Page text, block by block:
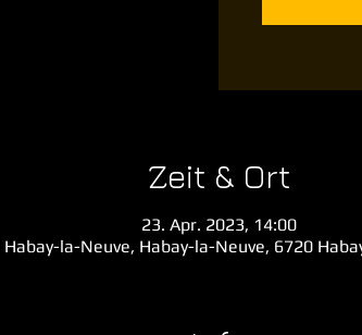
Zeit & Ort
23. Apr. 2023, 14:00
Habay-la-Neuve, Habay-la-Neuve, 6720